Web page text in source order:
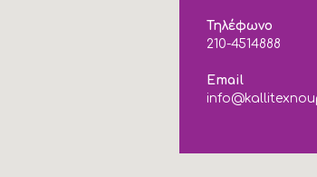
Τηλέφωνο
210-4514888
Email